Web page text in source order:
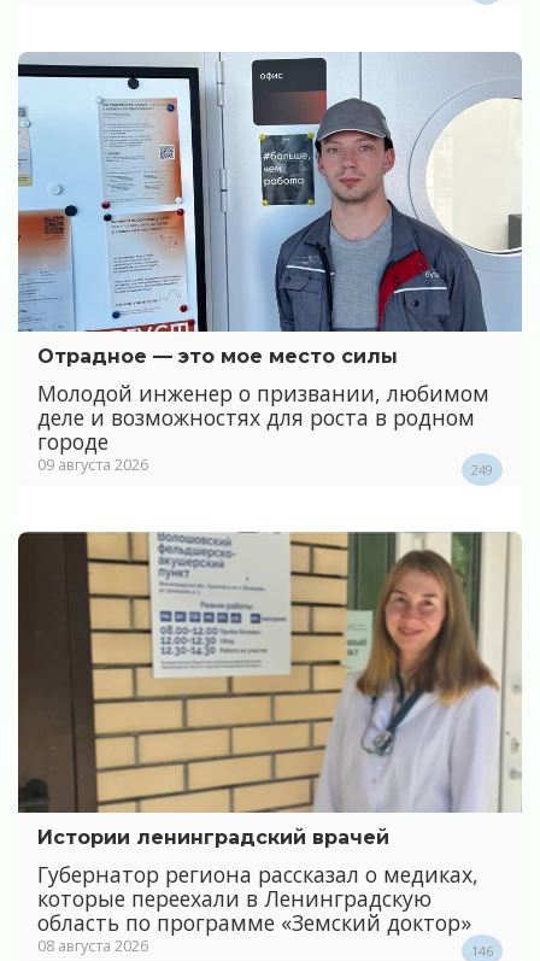
Отрадное — это мое место силы
Молодой инженер о призвании, любимом
деле и возможностях для роста в родном
городе
09 августа 2026 249
Истории ленинградский врачей
Губернатор региона рассказал о медиках,
которые переехали в Ленинградскую
область по программе «Земский доктор»
08 августа 2026 146